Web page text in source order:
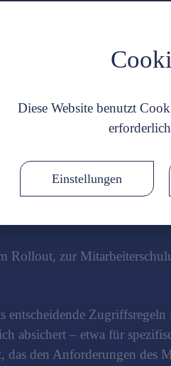
Bedrohungslage nicht
der
Hürden
von MFA in
eingebunden sind
befürchten, dass
in der Region
Rollout, zur
Zugriffsregeln
absichert – etwa für
das den Anforderungen des
Diese Website benutzt
Einstellungen